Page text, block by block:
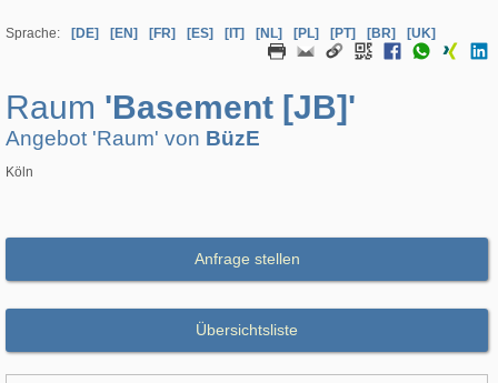
Sprache: [DE] [EN] [FR] [ES] [IT] [NL] [PL] [PT] [BR] [UK]
Raum 'Basement [JB]'
Angebot 'Raum' von BüzE
Köln
Anfrage stellen
Übersichtsliste